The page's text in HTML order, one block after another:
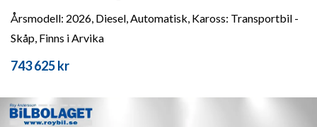
Årsmodell: 2026, Diesel, Automatisk, Kaross: Transportbil -
Skåp, Finns i Arvika
743 625 kr